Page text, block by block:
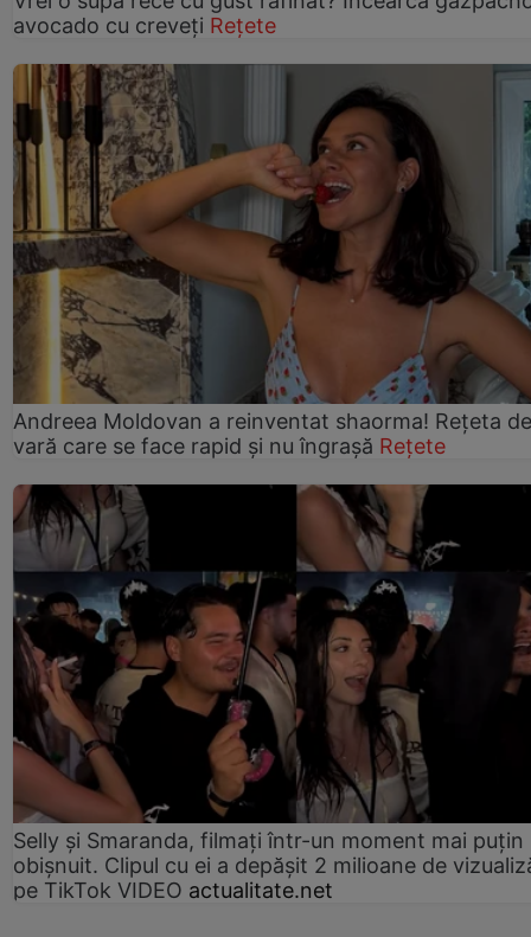
avocado cu creveți Rețete
Andreea Moldovan a reinventat shaorma! Rețeta de
vară care se face rapid și nu îngrașă Rețete
Selly și Smaranda, filmați într-un moment mai puțin
obișnuit. Clipul cu ei a depășit 2 milioane de
pe TikTok VIDEO actualitate.net